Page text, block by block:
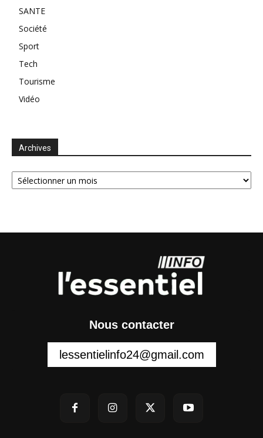
SANTE
Société
Sport
Tech
Tourisme
Vidéo
Archives
Archives
Nous contacter
lessentielinfo24@gmail.com